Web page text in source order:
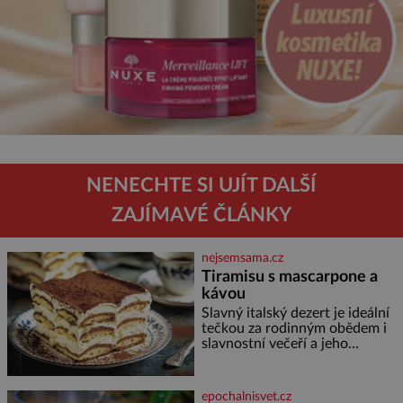
NENECHTE SI UJÍT DALŠÍ
ZAJÍMAVÉ ČLÁNKY
nejsemsama.cz
Tiramisu s mascarpone a
kávou
Slavný italský dezert je ideální
tečkou za rodinným obědem i
slavnostní večeří a jeho
osoby: 250 g mascarpone 3
epochalnisvet.cz